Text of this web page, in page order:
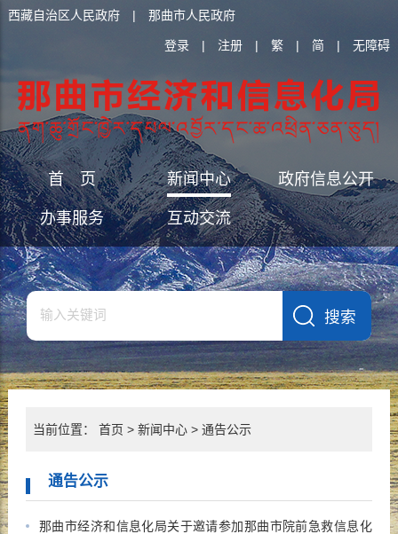
西藏自治区人民政府 | 那曲市人民政府
登录 | 注册 | 繁 | 简 | 无障碍
首 页 新闻中心 政府信息公开
办事服务 互动交流
当前位置： 首页 > 新闻中心> 通告公示
通告公示
那曲市经济和信息化局关于邀请参加那曲市院前急救信息化